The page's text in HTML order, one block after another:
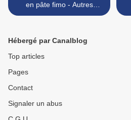
en pâte fimo - Autres
modèles de colliers lentilles
Hébergé par Canalblog
Top articles
Pages
Contact
Signaler un abus